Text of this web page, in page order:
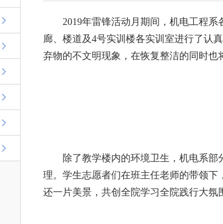
2019年雷锋活动月期间，机电工程
廊、楼道及4号实训楼各实训室进行了认
弃物的不文明现象，在恢复整洁的同时也
除了教学楼内的环境卫生，机电系
理。学生志愿者们在班主任老师的带领
还一片美景，共创全院学习全院践行大氛